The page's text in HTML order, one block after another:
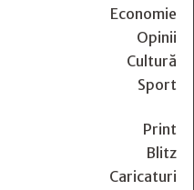
Economie
Opinii
Cultură
Sport
Print
Blitz
Caricaturi